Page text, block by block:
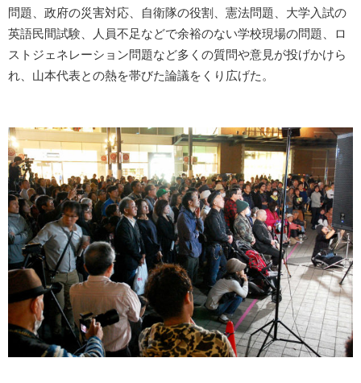
問題、政府の災害対応、自衛隊の役割、憲法問題、大学入試の
英語民間試験、人員不足などで余裕のない学校現場の問題、ロ
ストジェネレーション問題など多くの質問や意見が投げかけら
れ、山本代表との熱を帯びた論議をくり広げた。